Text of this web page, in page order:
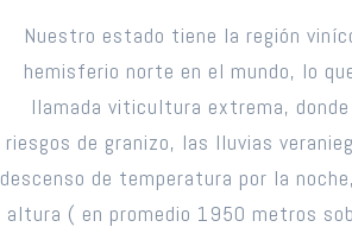
Nuestro estado tiene la región
hemisferio norte en el mundo, lo
llamada viticultura extrema,
riesgos de granizo, las lluvias
descenso de temperatura por la
altura ( en promedio 1950 metros